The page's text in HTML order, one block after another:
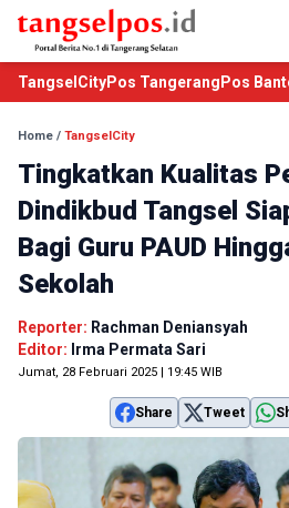
TangselCityPos Tangerang Pos
Home / TangselCity
Tingkatkan Kualitas
Dindikbud Tangsel
Bagi Guru PAUD
Sekolah
Reporter: Rachman Deniansyah
Editor: Irma Permata Sari
Jumat, 28 Februari 2025 | 19:45 WIB
Share Tweet